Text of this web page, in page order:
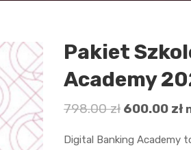
Pakiet
Academy
798.00zł 600.00 zł
Digital Banking Academy